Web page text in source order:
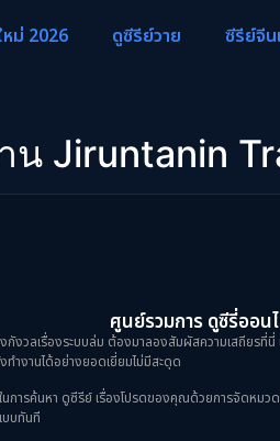
หม่ 2026 ดูซีรีย์วาย ซีรีย์จีน
น Jiruntanin
ศูนย์รวมการ ดูซีรี่ออน
วลเรื่องระบบล่ม ต้องมาลองสัมผัสความเสถียรที่
ทำงานได้อย่างยอดเยี่ยมไม่มีสะดุด
นการค้นหา ดูซีรีย์ เรื่องโปรดของคุณด้วยการจัดหม
บบทันที